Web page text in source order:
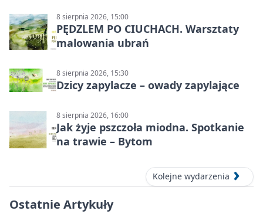
8 sierpnia 2026, 15:00
PĘDZLEM PO CIUCHACH. Warsztaty
malowania ubrań
8 sierpnia 2026, 15:30
Dzicy zapylacze – owady zapylające
8 sierpnia 2026, 16:00
Jak żyje pszczoła miodna. Spotkanie
na trawie – Bytom
Kolejne wydarzenia
Ostatnie Artykuły